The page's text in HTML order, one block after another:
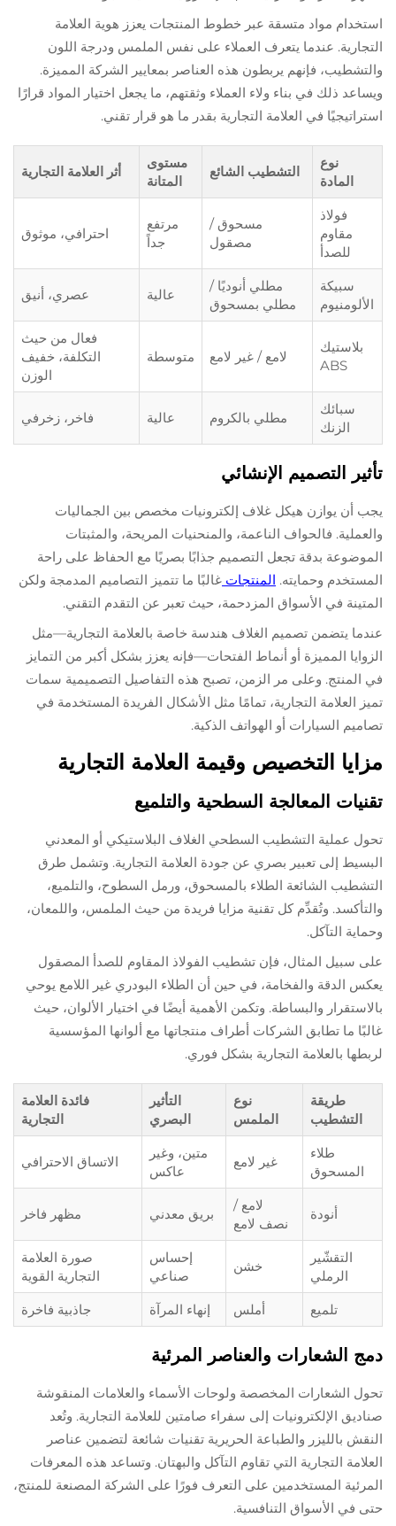
استخدام مواد متسقة عبر خطوط المنتجات يعزز هوية العلامة
التجارية. عندما يتعرف العملاء على نفس الملمس ودرجة اللون
والتشطيب، فإنهم يربطون هذه العناصر بمعايير الشركة المميزة.
ويساعد ذلك في بناء ولاء العملاء وثقتهم، ما يجعل اختيار المواد قرارًا
استراتيجيًا في العلامة التجارية بقدر ما هو قرار تقني.
نوع
المادة
التشطيب الشائع
مستوى
المتانة
أثر العلامة التجارية
فولاذ
مقاوم
للصدأ
مسحوق /
مصقول
مرتفع
جداً
احترافي، موثوق
سبيكة
الألومنيوم
مطلي أنوديًا /
مطلي بمسحوق
عالية عصري، أنيق
بلاستيك
ABS
لامع / غير لامع متوسطة
فعال من حيث
التكلفة، خفيف
الوزن
سبائك
الزنك
مطلي بالكروم عالية فاخر، زخرفي
تأثير التصميم الإنشائي
يجب أن يوازن هيكل غلاف إلكترونيات مخصص بين الجماليات
والعملية. فالحواف الناعمة، والمنحنيات المريحة، والمثبتات
الموضوعة بدقة تجعل التصميم جذابًا بصريًا مع الحفاظ على راحة
المستخدم وحمايته. المنتجات غالبًا ما تتميز التصاميم المدمجة ولكن
المتينة في الأسواق المزدحمة، حيث تعبر عن التقدم التقني.
عندما يتضمن تصميم الغلاف هندسة خاصة بالعلامة التجارية—مثل
الزوايا المميزة أو أنماط الفتحات—فإنه يعزز بشكل أكبر من التمايز
في المنتج. وعلى مر الزمن، تصبح هذه التفاصيل التصميمية سمات
تميز العلامة التجارية، تمامًا مثل الأشكال الفريدة المستخدمة في
تصاميم السيارات أو الهواتف الذكية.
مزايا التخصيص وقيمة العلامة التجارية
تقنيات المعالجة السطحية والتلميع
تحول عملية التشطيب السطحي الغلاف البلاستيكي أو المعدني
البسيط إلى تعبير بصري عن جودة العلامة التجارية. وتشمل طرق
التشطيب الشائعة الطلاء بالمسحوق، ورمل السطوح، والتلميع،
والتأكسد. وتُقدِّم كل تقنية مزايا فريدة من حيث الملمس، واللمعان،
وحماية التآكل.
على سبيل المثال، فإن تشطيب الفولاذ المقاوم للصدأ المصقول
يعكس الدقة والفخامة، في حين أن الطلاء البودري غير اللامع يوحي
بالاستقرار والبساطة. وتكمن الأهمية أيضًا في اختيار الألوان، حيث
غالبًا ما تطابق الشركات أطراف منتجاتها مع ألوانها المؤسسية
لربطها بالعلامة التجارية بشكل فوري.
طريقة
التشطيب
نوع
الملمس
التأثير
البصري
فائدة العلامة
التجارية
طلاء
المسحوق
غير لامع
متين، وغير
عاكس
الاتساق الاحترافي
أنودة
لامع /
نصف لامع
بريق معدني مظهر فاخر
التقشّير
الرملي
خشن
إحساس
صناعي
صورة العلامة
التجارية القوية
تلميع
أملس إنهاء المرآة جاذبية فاخرة
دمج الشعارات والعناصر المرئية
تحول الشعارات المخصصة ولوحات الأسماء والعلامات المنقوشة
صناديق الإلكترونيات إلى سفراء صامتين للعلامة التجارية. وتُعد
النقش بالليزر والطباعة الحريرية تقنيات شائعة لتضمين عناصر
العلامة التجارية التي تقاوم التآكل والبهتان. وتساعد هذه المعرفات
المرئية المستخدمين على التعرف فورًا على الشركة المصنعة للمنتج،
حتى في الأسواق التنافسية.